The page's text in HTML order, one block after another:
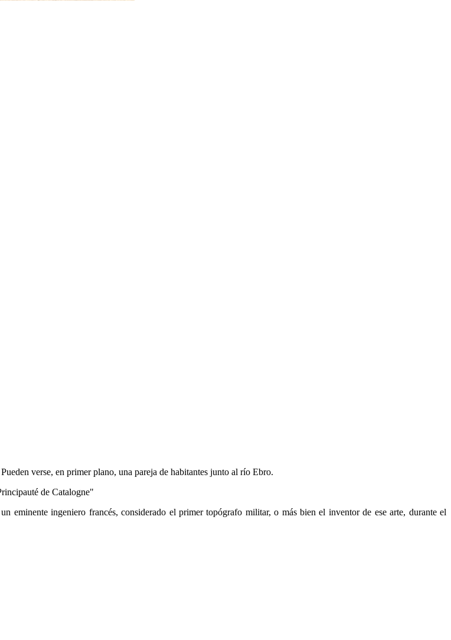
verse, en primer plano, una pareja de habitantes junto al río Ebro.
de Catalogne"
eminente ingeniero francés, considerado el primer topógrafo militar, o más bien el inventor de ese arte, durante el